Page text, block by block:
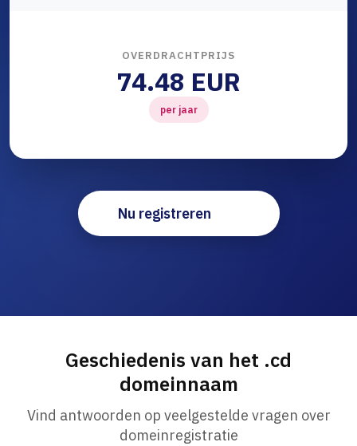
OVERDRACHTPRIJS
74.48 EUR
per jaar
Nu registreren
Geschiedenis van het .cd
domeinnaam
Vind antwoorden op veelgestelde vragen over
domeinregistratie